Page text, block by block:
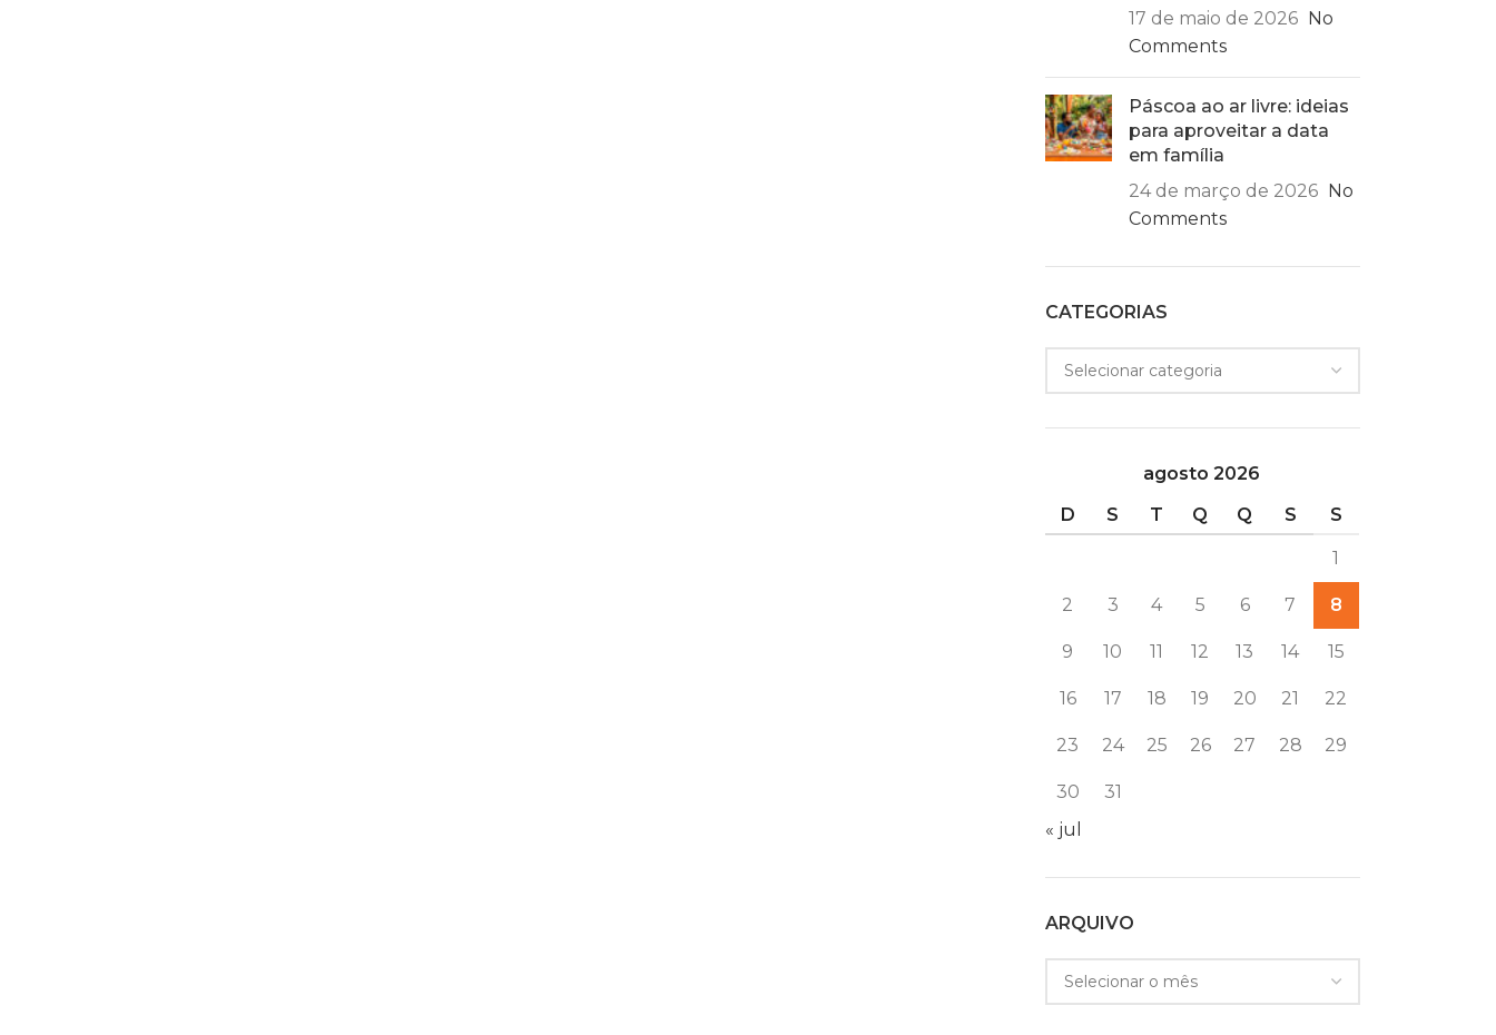
17 de maio de 2026 No
Comments
Páscoa ao ar livre: ideias
para aproveitar a data
em família
24 de março de 2026 No
Comments
CATEGORIAS
agosto 2026
D
S T Q Q S S
1
2 3 4 5 6 7 8
9 10 11 12 13 14 15
16 17 18 19 20 21 22
23 24 25 26 27 28 29
30
31
« jul
ARQUIVO